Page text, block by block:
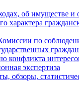
об имуществе и
характера
по
конфликта
экспертиза
обзоры,